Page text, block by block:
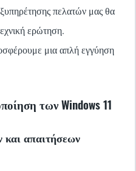
πελατών μας θα
ερώτηση.
μια απλή εγγύηση
των Windows 11
και απαιτήσεων